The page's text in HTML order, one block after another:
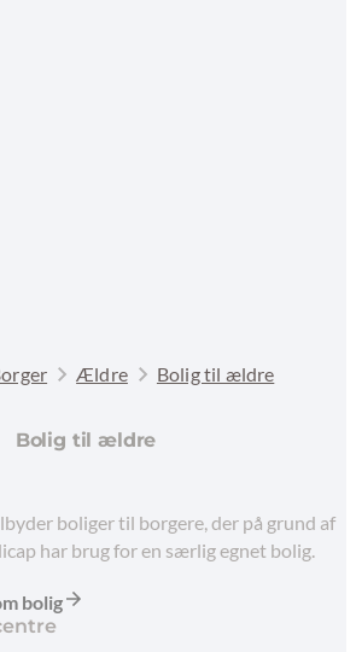
Ældre Bolig til ældre
Bolig til ældresenest opdateret 10. februar 2026
boliger til borgere, der på grund af
har brug for en særlig egnet bolig.
bolig